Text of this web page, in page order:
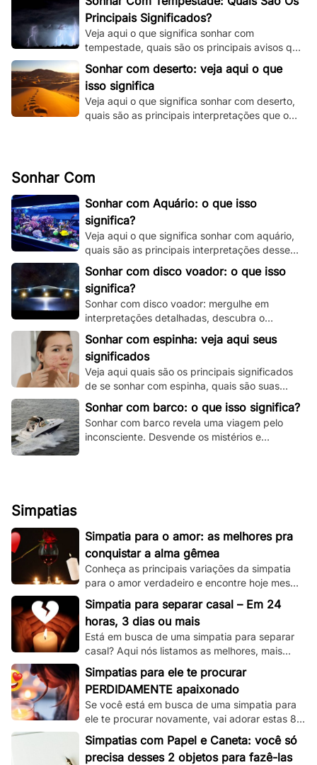
Principais Significados?
Veja aqui o que significa sonhar com
tempestade, quais são os principais avisos que
o seu subconsciente está tentando te dizer e
muito mais.
Sonhar com deserto: veja aqui o que
isso significa
Veja aqui o que significa sonhar com deserto,
quais são as principais interpretações que o
Sonhar Com
Sonhar com Aquário: o que isso
significa?
Veja aqui o que significa sonhar com aquário,
quais são as principais interpretações desse
sonho e muito mais. Clique e fique por dentro.
Sonhar com disco voador: o que isso
significa?
Sonhar com disco voador: mergulhe em
interpretações detalhadas, descubra o
significado espiritual e psicológico e todas as
variações!
Sonhar com espinha: veja aqui seus
significados
Veja aqui quais são os principais significados
de se sonhar com espinha, quais são suas
principais variações e muito mais.
Sonhar com barco: o que isso significa?
Sonhar com barco revela uma viagem pelo
inconsciente. Desvende os mistérios e
Simpatias
Simpatia para o amor: as melhores pra
conquistar a alma gêmea
Conheça as principais variações da simpatia
para o amor verdadeiro e encontre hoje mesmo
sua alma gêmea! Todas são simples de se
fazer!
Simpatia para separar casal – Em 24
horas, 3 dias ou mais
Está em busca de uma simpatia para separar
casal? Aqui nós listamos as melhores, mais
simples e mais funcionais simpatias desse tipo!
Simpatias para ele te procurar
PERDIDAMENTE apaixonado
Se você está em busca de uma simpatia para
ele te procurar novamente, vai adorar estas 8
simpatias de amor e amarração que
separamos.
Simpatias com Papel e Caneta: você só
precisa desses 2 objetos para fazê-las